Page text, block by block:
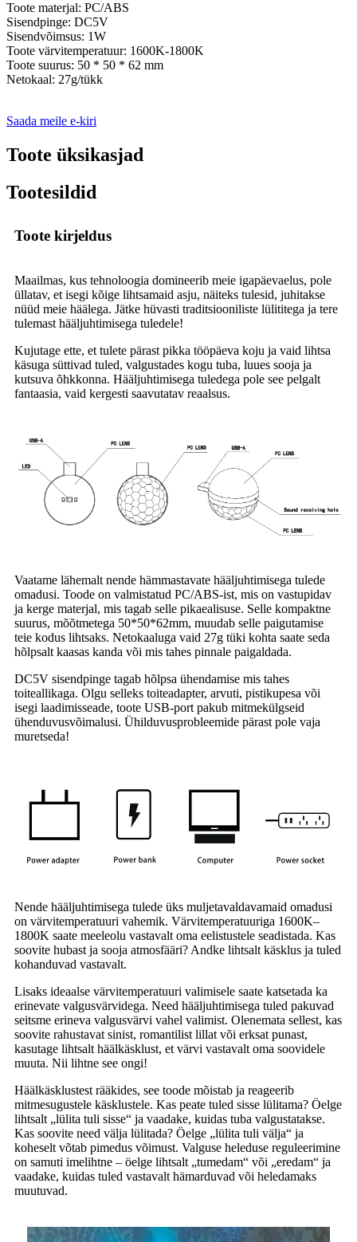
Toote materjal: PC/ABS
Sisendpinge: DC5V
Sisendvõimsus: 1W
Toote värvitemperatuur: 1600K-1800K
Toote suurus: 50 * 50 * 62 mm
Netokaal: 27g/tükk
Saada meile e-kiri
Toote üksikasjad
Tootesildid
Toote kirjeldus
Maailmas, kus tehnoloogia domineerib meie igapäevaelus, pole
üllatav, et isegi kõige lihtsamaid asju, näiteks tulesid, juhitakse
nüüd meie häälega. Jätke hüvasti traditsiooniliste lülititega ja tere
tulemast hääljuhtimisega tuledele!
Kujutage ette, et tulete pärast pikka tööpäeva koju ja vaid lihtsa
käsuga süttivad tuled, valgustades kogu tuba, luues sooja ja
kutsuva õhkkonna. Hääljuhtimisega tuledega pole see pelgalt
fantaasia, vaid kergesti saavutatav reaalsus.
Vaatame lähemalt nende hämmastavate hääljuhtimisega tulede
omadusi. Toode on valmistatud PC/ABS-ist, mis on vastupidav
ja kerge materjal, mis tagab selle pikaealisuse. Selle kompaktne
suurus, mõõtmetega 50*50*62mm, muudab selle paigutamise
teie kodus lihtsaks. Netokaaluga vaid 27g tüki kohta saate seda
hõlpsalt kaasas kanda või mis tahes pinnale paigaldada.
DC5V sisendpinge tagab hõlpsa ühendamise mis tahes
toiteallikaga. Olgu selleks toiteadapter, arvuti, pistikupesa või
isegi laadimisseade, toote USB-port pakub mitmekülgseid
ühenduvusvõimalusi. Ühilduvusprobleemide pärast pole vaja
muretseda!
Nende hääljuhtimisega tulede üks muljetavaldavamaid omadusi
on värvitemperatuuri vahemik. Värvitemperatuuriga 1600K–
1800K saate meeleolu vastavalt oma eelistustele seadistada. Kas
soovite hubast ja sooja atmosfääri? Andke lihtsalt käsklus ja tuled
kohanduvad vastavalt.
Lisaks ideaalse värvitemperatuuri valimisele saate katsetada ka
erinevate valgusvärvidega. Need hääljuhtimisega tuled pakuvad
seitsme erineva valgusvärvi vahel valimist. Olenemata sellest, kas
soovite rahustavat sinist, romantilist lillat või erksat punast,
kasutage lihtsalt häälkäsklust, et värvi vastavalt oma soovidele
muuta. Nii lihtne see ongi!
Häälkäsklustest rääkides, see toode mõistab ja reageerib
mitmesugustele käsklustele. Kas peate tuled sisse lülitama? Öelge
lihtsalt „lülita tuli sisse“ ja vaadake, kuidas tuba valgustatakse.
Kas soovite need välja lülitada? Öelge „lülita tuli välja“ ja
koheselt võtab pimedus võimust. Valguse heleduse reguleerimine
on samuti imelihtne – öelge lihtsalt „tumedam“ või „eredam“ ja
vaadake, kuidas tuled vastavalt hämarduvad või heledamaks
muutuvad.